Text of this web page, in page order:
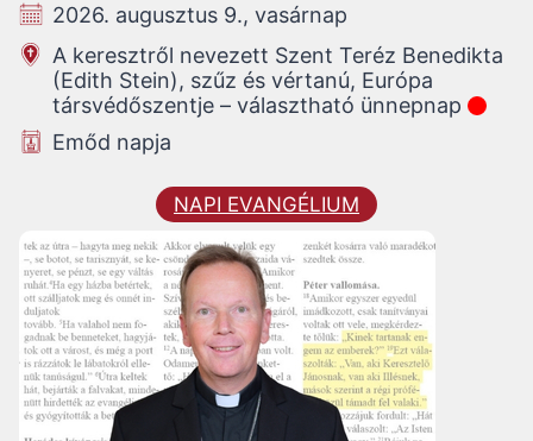
2026. augusztus 9., vasárnap
A keresztről nevezett Szent Teréz Benedikta
(Edith Stein), szűz és vértanú, Európa
társvédőszentje – választható ünnepnap
Emőd napja
NAPI EVANGÉLIUM